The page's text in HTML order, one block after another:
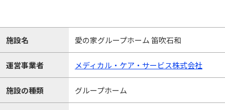
施設名 愛の家グループホーム 笛吹石和
運営事業者 メディカル・ケア・サービス株式会社
施設の種類 グループホーム